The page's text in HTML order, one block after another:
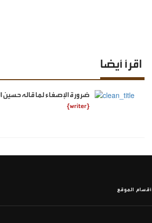
اقرأ أيضا
ضرورة الإصغاء لما قاله حسين
{writer}
أقسام الموقع